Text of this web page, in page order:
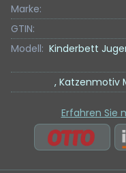
Marke:
GTIN:
Modell: Kinderbett
, Katzenmotiv
Erfahren Sie